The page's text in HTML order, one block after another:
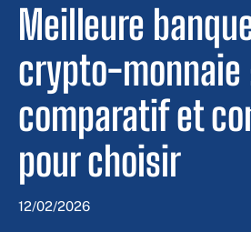
Meilleure
crypto-monnaie
comparatif et
pour choisir
12/02/2026